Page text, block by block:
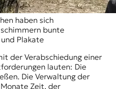
haben sich
bunte
Plakate
der Verabschiedung einer
lauten: Die
Die Verwaltung der
Zeit, der